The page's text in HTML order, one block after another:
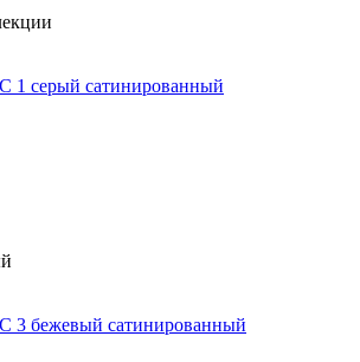
1 серый сатинированный
3 бежевый сатинированный